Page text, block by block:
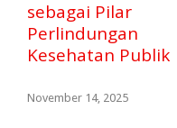
sebagai Pilar
Perlindungan
Kesehatan Publik
November 14, 2025